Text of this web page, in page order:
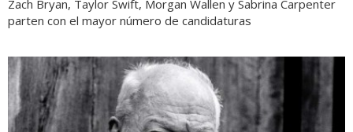
Zach Bryan, Taylor Swift, Morgan Wallen y Sabrina Carpenter
parten con el mayor número de candidaturas